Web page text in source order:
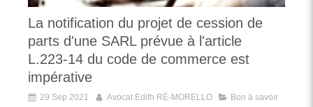
La notification du projet de cession de
parts d'une SARL prévue à l'article
L.223-14 du code de commerce est
impérative
29 Sep 2021 Avocat Edith RÉ-MORELLO Bon à savoir